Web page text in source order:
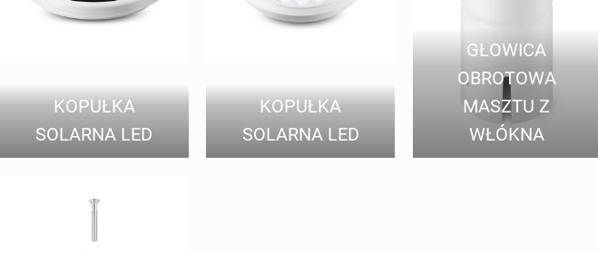
KOPUŁKA
SOLARNA LED
KOPUŁKA
SOLARNA LED
GŁOWICA
OBROTOWA
MASZTU Z
WŁÓKNA